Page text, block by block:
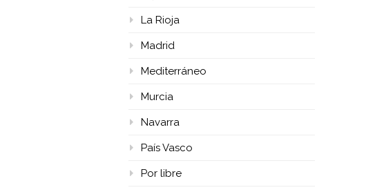
La Rioja
Madrid
Mediterráneo
Murcia
Navarra
País Vasco
Por libre